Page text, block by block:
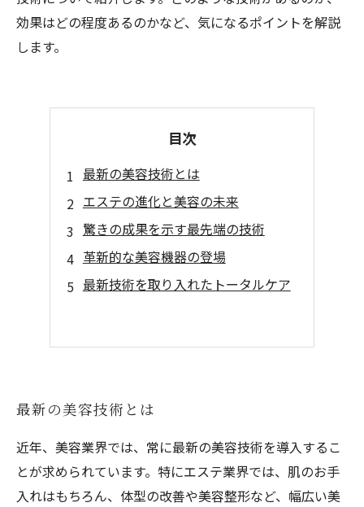
効果はどの程度あるのかなど、気になるポイントを解説
します。
目次
最新の美容技術とは
エステの進化と美容の未来
驚きの成果を示す最先端の技術
革新的な美容機器の登場
最新技術を取り入れたトータルケア
最新の美容技術とは
近年、美容業界では、常に最新の美容技術を導入するこ
とが求められています。特にエステ業界では、肌のお手
入れはもちろん、体型の改善や美容整形など、幅広い美